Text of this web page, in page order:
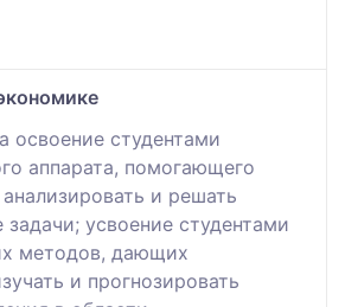
освоение студентами
аппарата, помогающего
и решать
усвоение студентами
методов, дающих
и прогнозировать